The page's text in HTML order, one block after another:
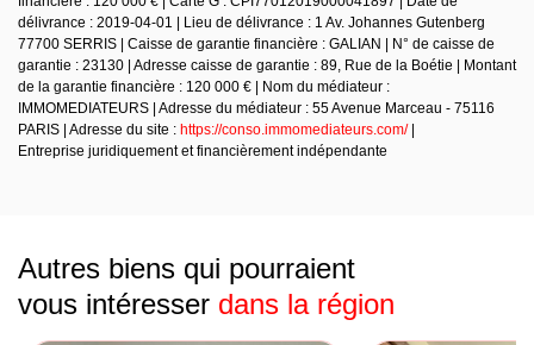
délivrance : 2019-04-01 | Lieu de délivrance : 1 Av. Johannes Gutenberg
77700 SERRIS | Caisse de garantie financière : GALIAN | N° de caisse de
garantie : 23130 | Adresse caisse de garantie : 89, Rue de la Boétie | Montant
de la garantie financière : 120 000 € | Nom du médiateur :
IMMOMEDIATEURS | Adresse du médiateur : 55 Avenue Marceau - 75116
PARIS | Adresse du site : https://conso.immomediateurs.com/|
Entreprise juridiquement et financièrement indépendante
Autres biens qui pourraient
vous intéresser dans la région